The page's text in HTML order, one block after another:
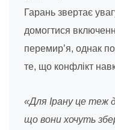
Гарань звертає
домогтися
перемир’я, однак
те, що конфлікт
«Для Ірану це теж
що вони хочуть